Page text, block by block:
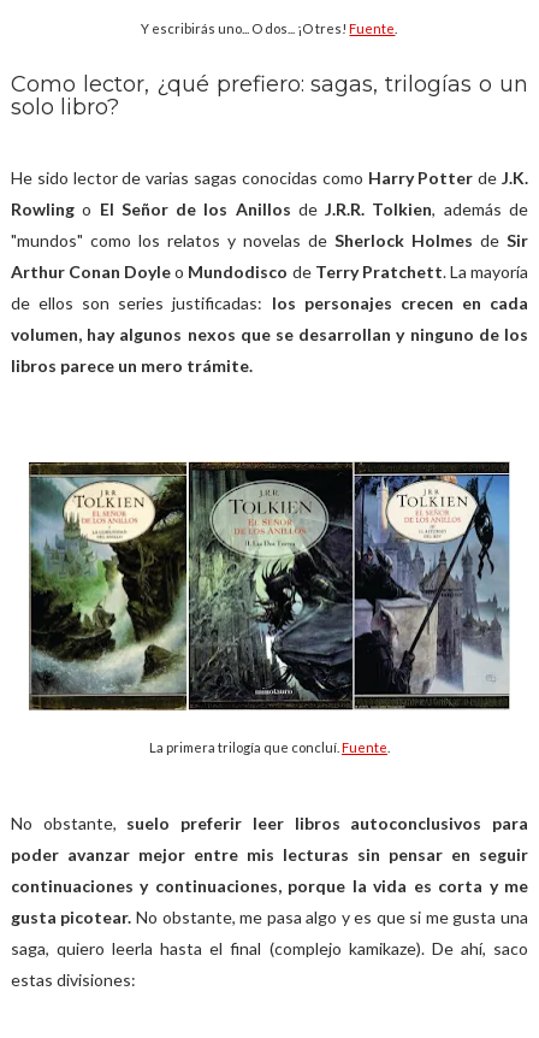
Y escribirás uno... O dos... ¡O tres!Fuente
Como lector, ¿qué prefiero: sagas, trilogías o un
solo libro?
He sido lector de varias sagas conocidas como Harry Potter deJ.K.
Rowlingo El Señor de los Anillos deJ.R.R. Tolkien, además de
"mundos" como los relatos y novelas deSherlock Holmes deSir
Arthur Conan Doyleo Mundodisco de Terry Pratchett. La mayoría
de ellos son series justificadas: los personajes crecen en cada
volumen, hay algunos nexos que se desarrollan y ninguno de los
libros parece un mero trámite.
La primera trilogía que concluí. Fuente
No obstante, suelo preferir leer libros autoconclusivos para
poder avanzar mejor entre mis lecturas sin pensar en seguir
continuaciones y continuaciones, porque la vida es corta y me
gusta picotear. No obstante, me pasa algo y es que si me gusta una
saga, quiero leerla hasta el final (complejo kamikaze). De ahí, saco
estas divisiones: